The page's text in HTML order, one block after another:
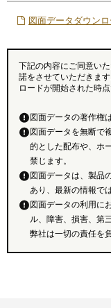
図面データダウン
下記の内容にご同意い
諾をさせていただきま
ロードが開始された時
図面データの著作権
図面データを無断で
的とした配布や、ホ
禁じます。
図面データは、製品
あり、最新の情報で
図面データの利用に
ル、障害、損害、第
弊社は一切の責任を